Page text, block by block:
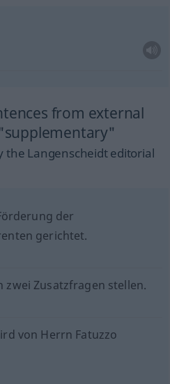
from external
the Langenscheidt editorial
der
gerichtet.
zwei Zusatzfragen stellen.
von Herrn Fatuzzo